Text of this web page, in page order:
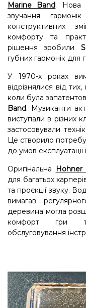
Marine Band. Нова
звучання
конструктивних
комфорту та
рішення зробили
губних гармонік для
У 1970-х роках
відрізнялися від
коли була
Band. Музиканти
виступали в різних
застосовували
Це створило потребу
до умов експлуатації
Оригінальна
Hohner
для багатьох
та проєкції звуку.
вимагав
деревина могла
комфорт гри
обслуговування